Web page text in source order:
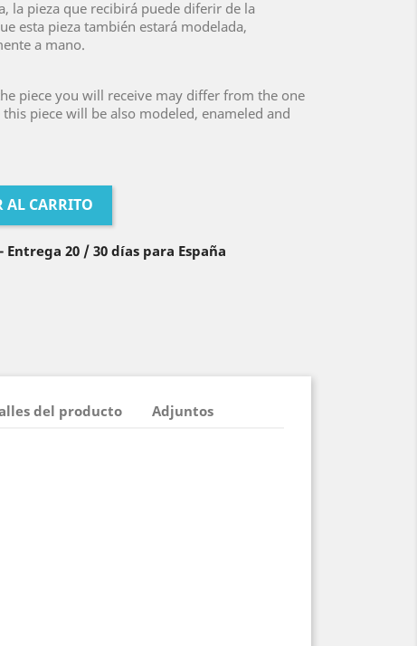
la pieza que recibirá puede diferir de la
esta pieza también estará modelada,
a mano.
piece you will receive may differ from the one
piece will be also modeled, enameled and
AL CARRITO
20 / 30 días para España
del producto Adjuntos